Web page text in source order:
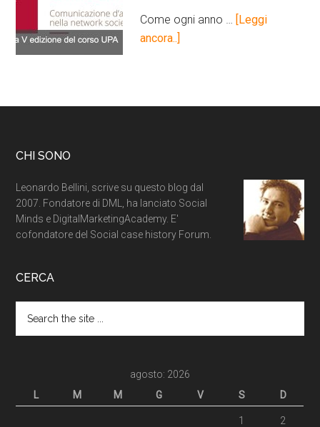
Come ogni anno … [Leggi
ancora..]
CHI SONO
Leonardo Bellini, scrive su questo blog dal
2007. Fondatore di DML, ha lanciato Social
Minds e DigitalMarketingAcademy. E'
cofondatore del Social case history Forum.
CERCA
agosto: 2026
L
M M G V S D
1 2